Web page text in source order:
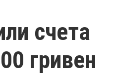
счета
гривен